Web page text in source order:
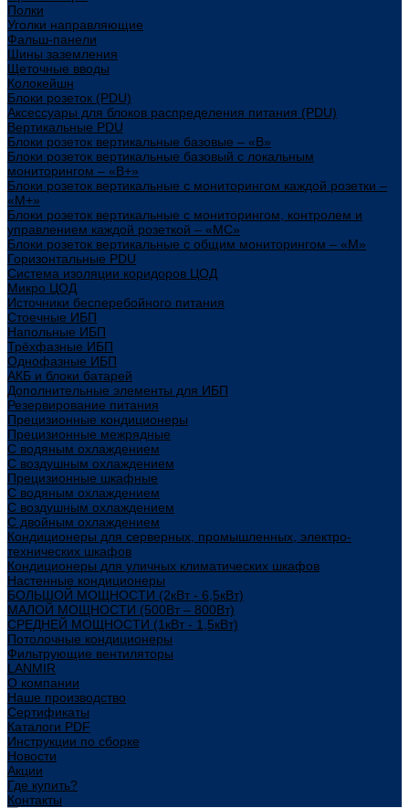
Полки
Уголки направляющие
Фальш-панели
Шины заземления
Щеточные вводы
Колокейшн
Блоки розеток (PDU)
Аксессуары для блоков распределения питания (PDU)
Вертикальные PDU
Блоки розеток вертикальные базовые – «В»
Блоки розеток вертикальные базовый с локальным
мониторингом – «В+»
Блоки розеток вертикальные с мониторингом каждой розетки –
«М+»
Блоки розеток вертикальные с мониторингом, контролем и
управлением каждой розеткой – «МС»
Блоки розеток вертикальные с общим мониторингом – «М»
Горизонтальные PDU
Система изоляции коридоров ЦОД
Микро ЦОД
Источники бесперебойного питания
Стоечные ИБП
Напольные ИБП
Трёхфазные ИБП
Однофазные ИБП
АКБ и блоки батарей
Дополнительные элементы для ИБП
Резервирование питания
Прецизионные кондиционеры
Прецизионные межрядные
С водяным охлаждением
С воздушным охлаждением
Прецизионные шкафные
С водяным охлаждением
С воздушным охлаждением
С двойным охлаждением
Кондиционеры для серверных, промышленных, электро-
технических шкафов
Кондиционеры для уличных климатических шкафов
Настенные кондиционеры
БОЛЬШОЙ МОЩНОСТИ (2кВт - 6,5кВт)
МАЛОЙ МОЩНОСТИ (500Вт – 800Вт)
СРЕДНЕЙ МОЩНОСТИ (1кВт - 1,5кВт)
Потолочные кондиционеры
Фильтрующие вентиляторы
LANMIR
О компании
Наше производство
Сертификаты
Каталоги PDF
Инструкции по сборке
Новости
Акции
Где купить?
Контакты